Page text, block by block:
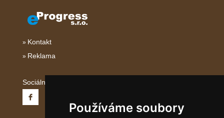
Používáme soubory
Kontakt
Reklama
Sociální sítě: